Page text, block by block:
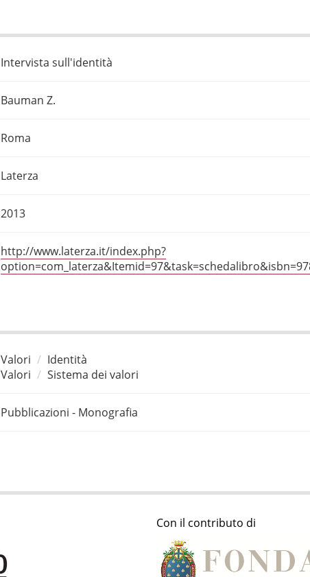
Intervista sull'identità
Bauman Z.
Roma
Laterza
2013
http://www.laterza.it/index.php?
Valori
Identità
Valori
Sistema dei valori
Pubblicazioni - Monografia
Con il contributo di